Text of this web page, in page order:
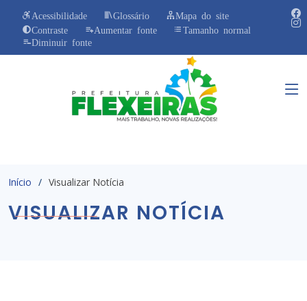
Acessibilidade Glossário
Mapa do site
Contraste
Aumentar fonte
Tamanho normal
Diminuir fonte
Início Visualizar Notícia
VISUALIZAR NOTÍCIA